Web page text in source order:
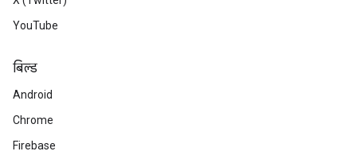
YouTube
बिल्ड
Android
Chrome
Firebase